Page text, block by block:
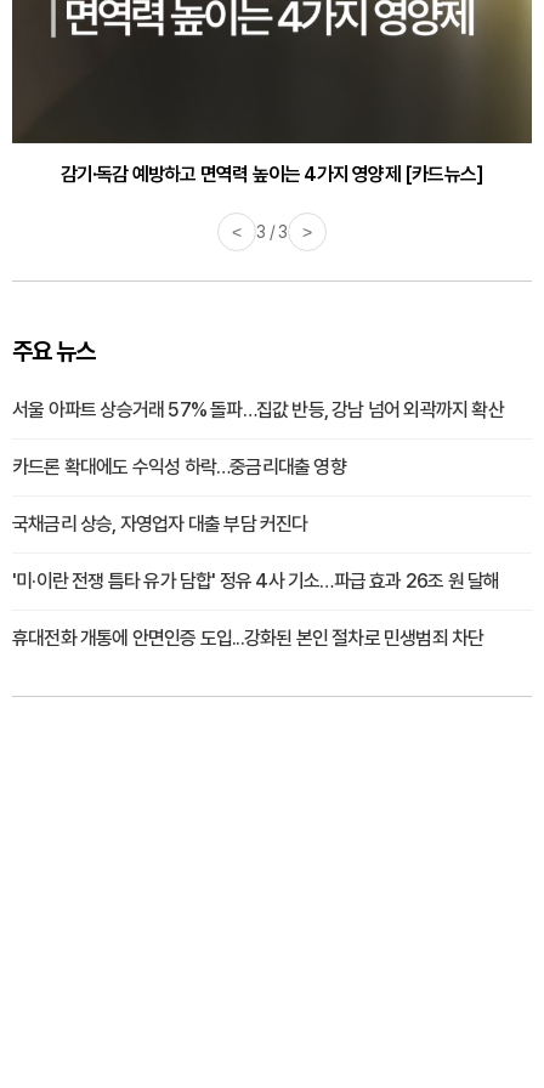
감기·독감 예방하고 면역력 높이는 4가지 영양제 [카드뉴스]
< 3 / 3 >
주요 뉴스
서울 아파트 상승거래 57% 돌파…집값 반등, 강남 넘어 외곽까지 확산
카드론 확대에도 수익성 하락…중금리대출 영향
국채금리 상승, 자영업자 대출 부담 커진다
'미·이란 전쟁 틈타 유가 담합' 정유 4사 기소…파급 효과 26조 원 달해
휴대전화 개통에 안면인증 도입...강화된 본인 절차로 민생범죄 차단